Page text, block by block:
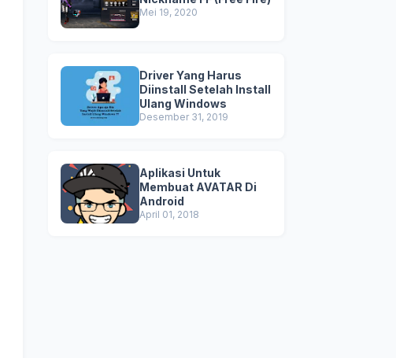
Mei 19, 2020
Driver Yang Harus
Diinstall Setelah Install
Ulang Windows
Desember 31, 2019
Aplikasi Untuk
Membuat AVATAR Di
Android
April 01, 2018